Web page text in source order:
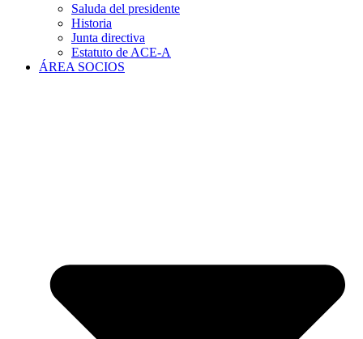
Saluda del presidente
Historia
Junta directiva
Estatuto de ACE-A
ÁREA SOCIOS